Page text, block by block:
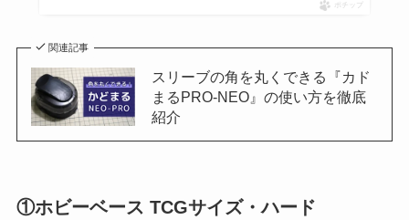
ポチップ
関連記事
スリーブの角を丸くできる『カド
まるPRO-NEO』の使い方を徹底
紹介
①ホビーベース TCGサイズ・ハード